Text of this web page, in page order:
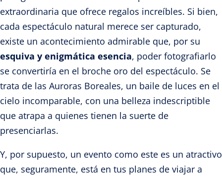
extraordinaria que ofrece regalos increíbles. Si bien,
cada espectáculo natural merece ser capturado,
existe un acontecimiento admirable que, por su
esquiva y enigmática esencia, poder fotografiarlo
se convertiría en el broche oro del espectáculo. Se
trata de las Auroras Boreales, un baile de luces en el
cielo incomparable, con una belleza indescriptible
que atrapa a quienes tienen la suerte de
presenciarlas.
Y, por supuesto, un evento como este es un atractivo
que, seguramente, está en tus planes de viajar a